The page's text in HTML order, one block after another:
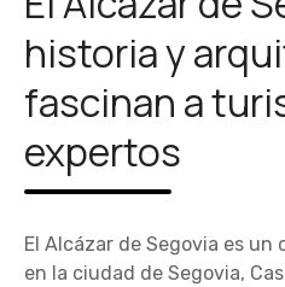
historia y
fascinan a
expertos
El Alcázar de Segovia es
en la ciudad de Segovia,